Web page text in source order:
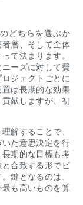
どちらを選ぶか
層、そして全体
て決まります。
ーズに対して費
ジェクトごとに
は長期的な効果
献しますが、初
解することで、
た意思決定を行
期的な目標も考
合致する形でビ
鍵となるのは、
も高いものを算